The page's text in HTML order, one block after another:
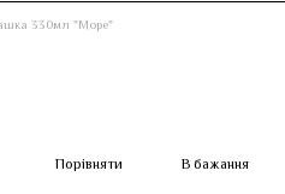
330мл "Море"
Порівняти В бажання